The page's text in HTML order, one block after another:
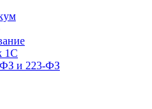
1С
и 223‑ФЗ